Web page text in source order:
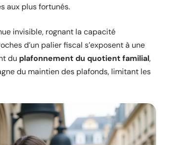
aux plus fortunés.
invisible, rognant la capacité
d’un palier fiscal s’exposent à une
du plafonnement du quotient familial,
du maintien des plafonds, limitant les